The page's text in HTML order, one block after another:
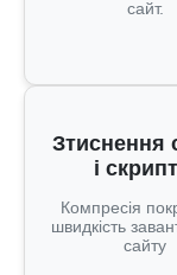
сайт.
Зтиснення
і
Компресія
швидкість
сайту